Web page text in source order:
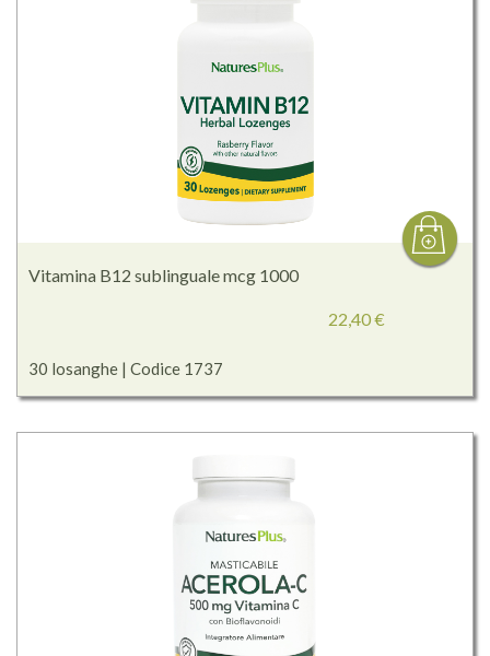
Vitamina B12 sublinguale mcg 1000
30 losanghe | Codice 1737
22,40 €